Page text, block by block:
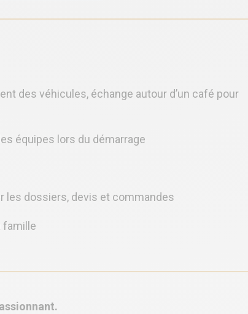
des véhicules, échange autour d’un café pour
équipes lors du démarrage
les dossiers, devis et commandes
famille